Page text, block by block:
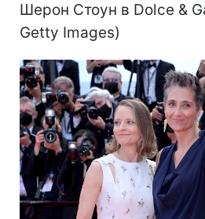
Шерон Стоун в Dolce &
Getty Images)